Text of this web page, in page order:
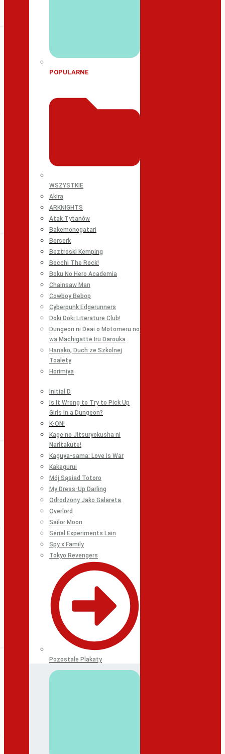
POPULARNE
WSZYSTKIE
Akira
ARKNIGHTS
Atak Tytanów
Bakemonogatari
Berserk
Beztroski Kemping
Bocchi The Rock!
Boku No Hero Academia
Chainsaw Man
Cowboy Bebop
Cyberpunk Edgerunners
Doki Doki Literature Club!
Dungeon ni Deai o Motomeru no
wa Machigatte Iru Darouka
Hanako, Duch ze Szkolnej
Toalety
Horimiya
Initial D
Is It Wrong to Try to Pick Up
Girls in a Dungeon?
K-ON!
Kage no Jitsuryokusha ni
Naritakute!
Kaguya-sama: Love Is War
Kakegurui
Mój Sąsiad Totoro
My Dress-Up Darling
Odrodzony Jako Galareta
Overlord
Sailor Moon
Serial Experiments Lain
Spy x Family
Tokyo Revengers
Pozostałe Plakaty